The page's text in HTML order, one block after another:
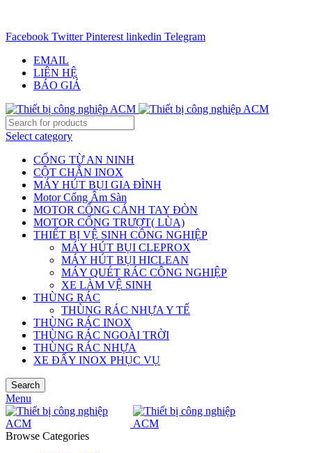
Facebook Twitter Pinterest linkedin Telegram
EMAIL
LIÊN HỆ
BÁO GIÁ
Select category
CỔNG TỪ AN NINH
CỘT CHẮN INOX
MÁY HÚT BỤI GIA ĐÌNH
Motor Cổng Âm Sàn
MOTOR CỔNG CÁNH TAY ĐÒN
MOTOR CỔNG TRƯỢT( LÙA)
THIẾT BỊ VỆ SINH CÔNG NGHIỆP
MÁY HÚT BỤI CLEPROX
MÁY HÚT BỤI HICLEAN
MÁY QUÉT RÁC CÔNG NGHIỆP
XE LÀM VỆ SINH
THÙNG RÁC
THÙNG RÁC NHỰA Y TẾ
THÙNG RÁC INOX
THÙNG RÁC NGOÀI TRỜI
THÙNG RÁC NHỰA
XE ĐẨY INOX PHỤC VỤ
Search
Menu
Browse Categories